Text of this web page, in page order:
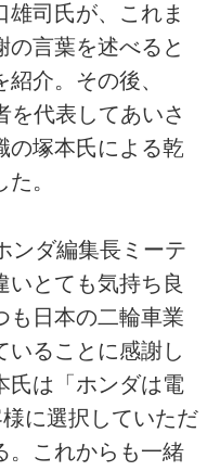
雄司氏が、これま
の言葉を述べると
介。その後、
を代表してあいさ
の塚本氏による乾
。
ンダ編集長ミーテ
いとても気持ち良
も日本の二輪車業
いることに感謝し
氏は「ホンダは電
に選択していただ
。これからも一緒